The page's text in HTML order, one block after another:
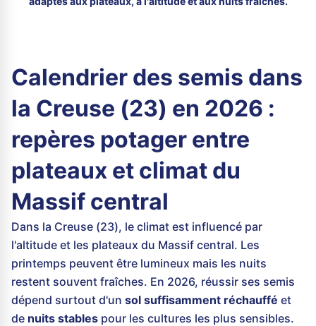
Calendrier des semis dans
la Creuse (23) en 2026 :
repères potager entre
plateaux et climat du
Massif central
Dans la Creuse (23), le climat est influencé par
l'altitude et les plateaux du Massif central. Les
printemps peuvent être lumineux mais les nuits
restent souvent fraîches. En 2026, réussir ses semis
dépend surtout d'un sol suffisamment réchauffé et
de nuits stables pour les cultures les plus sensibles.